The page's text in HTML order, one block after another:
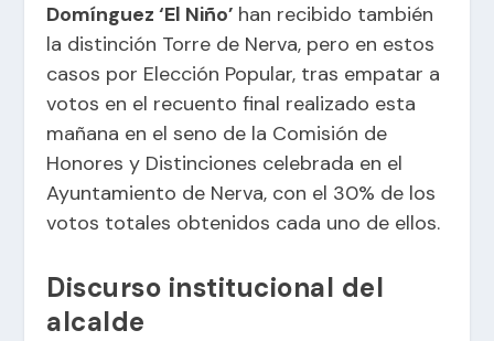
Domínguez ‘El Niño’ han recibido también
la distinción Torre de Nerva, pero en estos
casos por Elección Popular, tras empatar a
votos en el recuento final realizado esta
mañana en el seno de la Comisión de
Honores y Distinciones celebrada en el
Ayuntamiento de Nerva, con el 30% de los
votos totales obtenidos cada uno de ellos.
Discurso institucional del
alcalde